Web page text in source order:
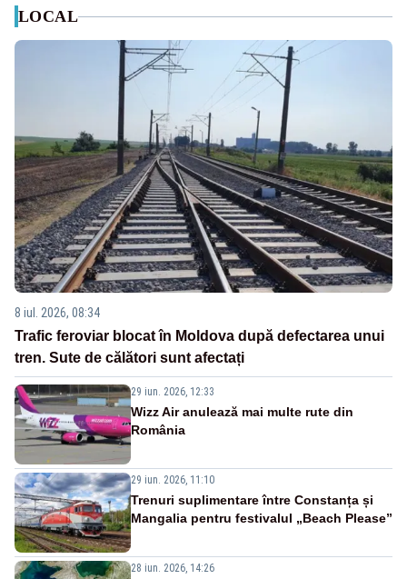
LOCAL
8 iul. 2026, 08:34
Trafic feroviar blocat în Moldova după defectarea unui
tren. Sute de călători sunt afectați
29 iun. 2026, 12:33
Wizz Air anulează mai multe rute din
România
29 iun. 2026, 11:10
Trenuri suplimentare între Constanța și
Mangalia pentru festivalul „Beach Please”
28 iun. 2026, 14:26